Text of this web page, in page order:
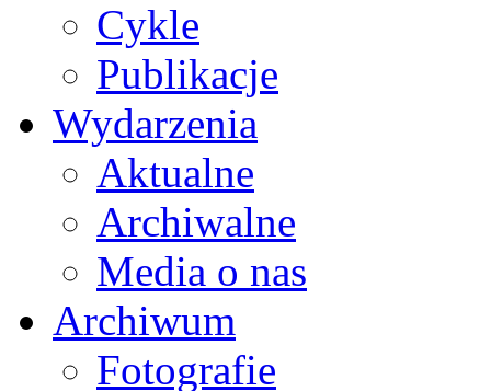
Cykle
Publikacje
Wydarzenia
Aktualne
Archiwalne
Media o nas
Archiwum
Fotografie